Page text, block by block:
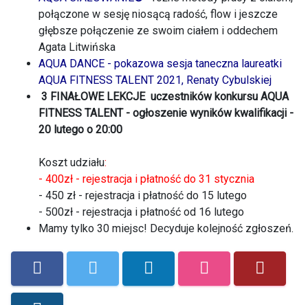
połączone w sesję niosącą radość, flow i jeszcze
głębsze połączenie ze swoim ciałem i oddechem
Agata Litwińska
AQUA DANCE - pokazowa sesja taneczna laureatki
AQUA FITNESS TALENT 2021, Renaty Cybulskiej
3 FINAŁOWE LEKCJE uczestników konkursu AQUA
FITNESS TALENT - ogłoszenie wyników kwalifikacji -
20 lutego o 20:00
Koszt udziału:
- 400zł - rejestracja i płatność do 31 stycznia
- 450 zł - rejestracja i płatność do 15 lutego
- 500zł - rejestracja i płatność od 16 lutego
Mamy tylko 30 miejsc! Decyduje kolejność zgłoszeń.